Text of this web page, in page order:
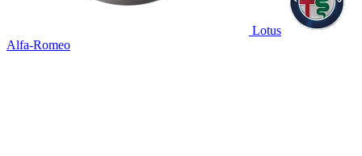
Lotus
Alfa-Romeo